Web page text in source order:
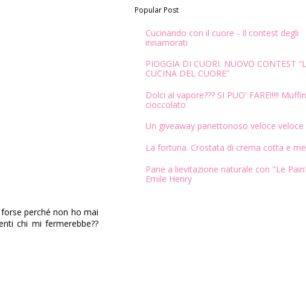
perché non ho mai
chi mi fermerebbe??
Popular Post
Cucinando con il cuore - Il contest degli
innamorati
PIOGGIA DI CUORI. NUOVO CONTEST
CUCINA DEL CUORE”
Dolci al vapore??? SI PUO' FARE!!!!!
cioccolato
Un giveaway panettonoso veloce veloce
La fortuna. Crostata di crema cotta e
Pane a lievitazione naturale con "Le
Emile Henry